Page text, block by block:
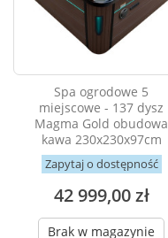
Spa ogrodowe 5
miejscowe - 137 dysz
Magma Gold obudowa
kawa 230x230x97cm
Zapytaj o dostępność
42 999,00 zł
Brak w magazynie